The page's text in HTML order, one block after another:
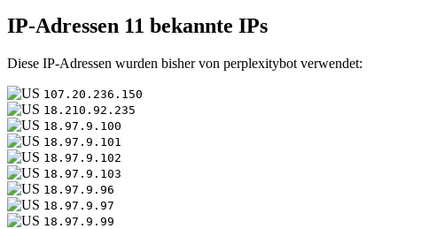
IP-Adressen 11 bekannte IPs
Diese IP-Adressen wurden bisher von perplexitybot verwendet:
107.20.236.150
18.210.92.235
18.97.9.100
18.97.9.101
18.97.9.102
18.97.9.103
18.97.9.96
18.97.9.97
18.97.9.99